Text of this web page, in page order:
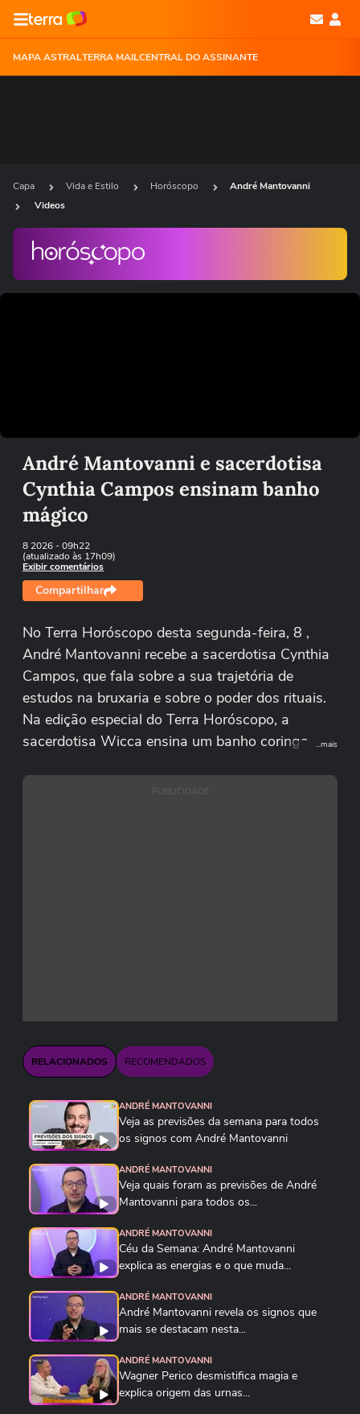
MAPA ASTRALTERRA MAILCENTRAL DO ASSINANTE
Capa Vida e Estilo Horóscopo
André Mantovanni
Videos
André Mantovanni e sacerdotisa
Cynthia Campos ensinam banho
mágico
8 2026- 09h22
(atualizado às 17h09)
Exibir comentários
Compartilhar
No Terra Horóscopo desta segunda-feira, 8 ,
André Mantovanni recebe a sacerdotisa Cynthia
Campos, que fala sobre a sua trajetória de
estudos na bruxaria e sobre o poder dos rituais.
Na edição especial do Terra Horóscopo, a
sacerdotisa Wicca ensina um banho coringa
vida.
...mais
PUBLICIDADE
RELACIONADOS RECOMENDADOS
ANDRÉ MANTOVANNI
Veja as previsões da semana para todos
os signos com André Mantovanni
ANDRÉ MANTOVANNI
Veja quais foram as previsões de André
Mantovanni para todos os...
ANDRÉ MANTOVANNI
Céu da Semana: André Mantovanni
explica as energias e o que muda...
ANDRÉ MANTOVANNI
André Mantovanni revela os signos que
mais se destacam nesta...
ANDRÉ MANTOVANNI
Wagner Perico desmistifica magia e
explica origem das urnas...